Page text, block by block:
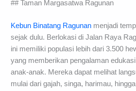
## Taman Margasatwa Ragunan
Kebun Binatang Ragunan menjadi
sejak dulu. Berlokasi di Jalan Raya
ini memiliki populasi lebih dari 3.500
yang memberikan pengalaman
anak-anak. Mereka dapat melihat
mulai dari gajah, singa, harimau,